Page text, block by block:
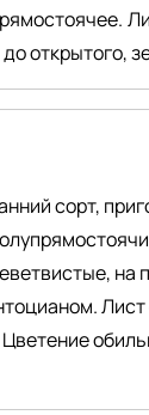
открытого,
сорт,
на